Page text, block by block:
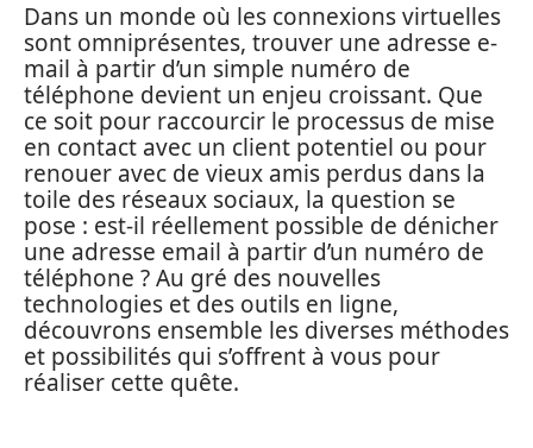
Dans un monde où les connexions virtuelles
sont omniprésentes, trouver une adresse e-
mail à partir d’un simple numéro de
téléphone devient un enjeu croissant. Que
ce soit pour raccourcir le processus de mise
en contact avec un client potentiel ou pour
renouer avec de vieux amis perdus dans la
toile des réseaux sociaux, la question se
pose : est-il réellement possible de dénicher
une adresse email à partir d’un numéro de
téléphone ? Au gré des nouvelles
technologies et des outils en ligne,
découvrons ensemble les diverses méthodes
et possibilités qui s’offrent à vous pour
réaliser cette quête.